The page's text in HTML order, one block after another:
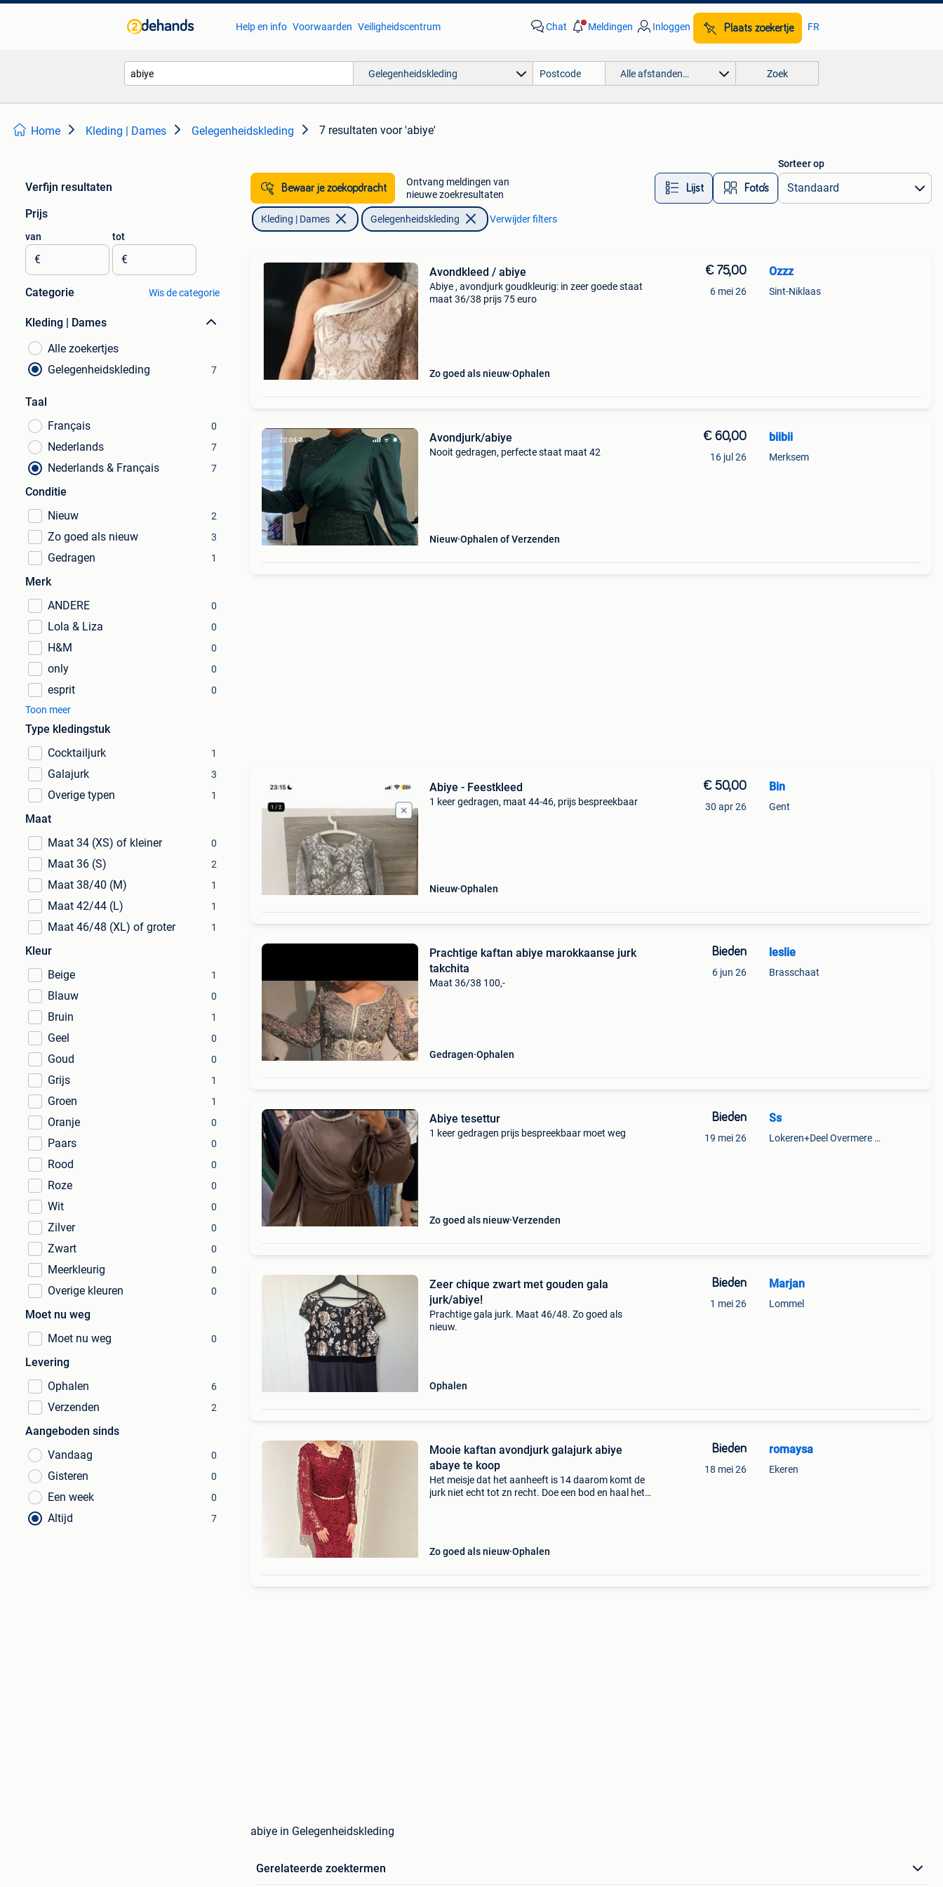
Help en info Voorwaarden Veiligheidscentrum Chat Meldingen Inloggen Plaats zoekertje FR
Gelegenheidskleding Alle afstanden… Zoek
Home Kleding | Dames Gelegenheidskleding 7 resultaten voor 'abiye'
Verfijn resultaten
Prijs
van
€
tot
€
Categorie Wis de categorie
Kleding | Dames
Alle zoekertjes
Gelegenheidskleding
7
Taal
Français
0
Nederlands 7
Nederlands & Français 7
Conditie
Nieuw
2
Zo goed als nieuw 3
Gedragen 1
Merk
ANDERE
0
Lola & Liza 0
H&M 0
only 0
esprit
0
Toon meer
Type kledingstuk
Cocktailjurk
1
Galajurk 3
Overige typen 1
Maat
Maat 34 (XS) of kleiner
0
Maat 36 (S) 2
Maat 38/40 (M) 1
Maat 42/44 (L) 1
Maat 46/48 (XL) of groter 1
Kleur
Beige
1
Blauw 0
Bruin 1
Geel 0
Goud 0
Grijs 1
Groen 1
Oranje 0
Paars 0
Rood 0
Roze 0
Wit 0
Zilver 0
Zwart 0
Meerkleurig 0
Overige kleuren 0
Moet nu weg
Moet nu weg
0
Levering
Ophalen
6
Verzenden 2
Aangeboden sinds
Vandaag
0
Gisteren 0
Een week 0
Altijd 7
Bewaar je zoekopdracht
Ontvang meldingen van
nieuwe zoekresultaten
Lijst Foto’s
Sorteer op
Kleding | Dames Gelegenheidskleding Verwijder filters
Avondkleed / abiye
Abiye , avondjurk goudkleurig: in zeer goede staat
maat 36/38 prijs 75 euro
Zo goed als nieuw Ophalen
€ 75,00
6 mei 26
Ozzz
Sint-Niklaas
Avondjurk/abiye
Nooit gedragen, perfecte staat maat 42
Nieuw Ophalen of Verzenden
€ 60,00
16 jul 26
biibii
Merksem
Abiye - Feestkleed
1 keer gedragen, maat 44-46, prijs bespreekbaar
Nieuw Ophalen
€ 50,00
30 apr 26
Bin
Gent
Prachtige kaftan abiye marokkaanse jurk
takchita
Maat 36/38 100,-
Gedragen Ophalen
Bieden
6 jun 26
leslie
Brasschaat
Abiye tesettur
1 keer gedragen prijs bespreekbaar moet weg
Zo goed als nieuw Verzenden
Bieden
19 mei 26
Ss
Lokeren+Deel Overmere En Zele
Zeer chique zwart met gouden gala
jurk/abiye!
Prachtige gala jurk. Maat 46/48. Zo goed als
nieuw.
Ophalen
Bieden
1 mei 26
Marjan
Lommel
Mooie kaftan avondjurk galajurk abiye
abaye te koop
Het meisje dat het aanheeft is 14 daarom komt de
jurk niet echt tot zn recht. Doe een bod en haal het
Zo goed als nieuw Ophalen
Bieden
18 mei 26
romaysa
Ekeren
abiye in Gelegenheidskleding
Gerelateerde zoektermen